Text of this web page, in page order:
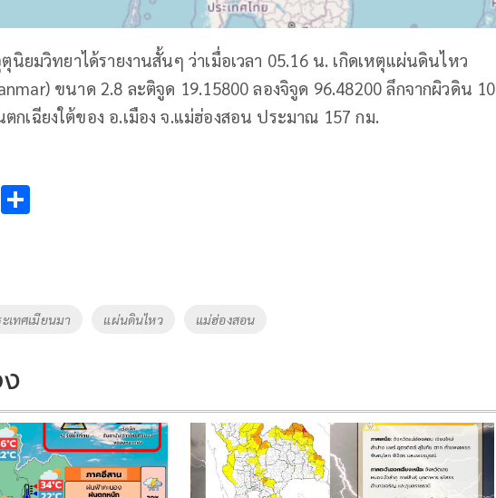
นิยมวิทยาได้รายงานสั้นๆ ว่าเมื่อเวลา 05.16 น. เกิดเหตุแผ่นดินไหว
ขนาด 2.8 ละติจูด 19.15800 ลองจิจูด 96.48200 ลึกจากผิวดิน 10
กเฉียงใต้ของ อ.เมือง จ.แม่ฮ่องสอน ประมาณ 157 กม.
Li
เทศเมียนมา แผ่นดินไหว แม่ฮ่องสอน